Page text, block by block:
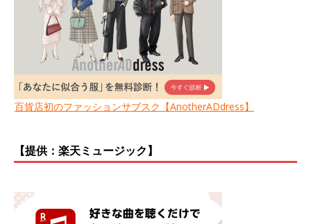
百貨店初のファッションサブスク【AnotherADdress】
【提供：楽天ミュージック】